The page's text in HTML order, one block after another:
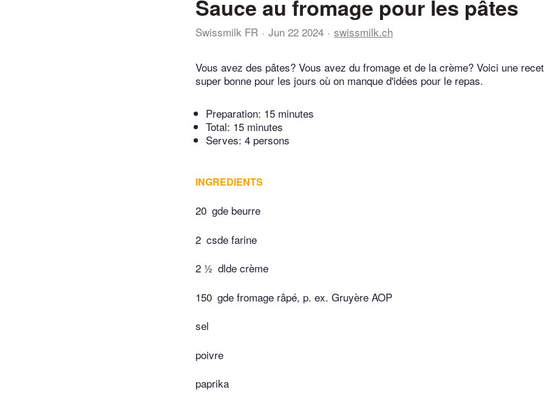
Sauce au fromage pour les pâtes
Swissmilk FR Jun 22 2024 swissmilk.ch
Vous avez des pâtes? Vous avez du fromage et de la crème? Voici une
super bonne pour les jours où on manque d'idées pour le repas.
Preparation: 15 minutes
Total: 15 minutes
Serves: 4 persons
INGREDIENTS
20 gde beurre
2 csde farine
2 ½ dlde crème
150 gde fromage râpé, p. ex. Gruyère AOP
sel
poivre
paprika